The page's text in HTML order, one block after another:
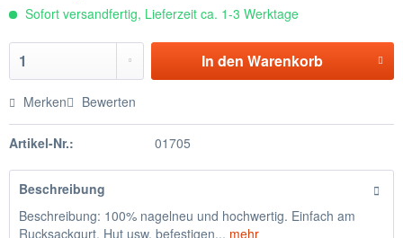
Sofort versandfertig, Lieferzeit ca. 1-3 Werktage
In den Warenkorb
Merken Bewerten
Artikel-Nr.: 01705
Beschreibung
Beschreibung: 100% nagelneu und hochwertig. Einfach am
Rucksackgurt, Hut usw. befestigen... mehr